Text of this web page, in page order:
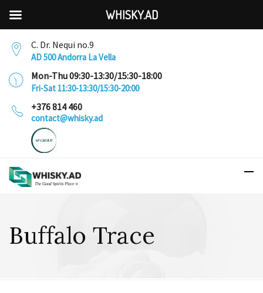
C. Dr. Nequi no.9
AD 500 Andorra La Vella
Mon-Thu 09:30-13:30/15:30-18:00
Fri-Sat 11:30-13:30/15:30-20:00
+376 814 460
contact@whisky.ad
Buffalo Trace
WHISKY.AD